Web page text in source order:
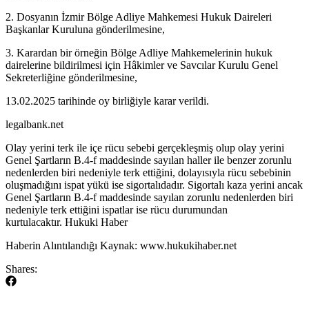
2. Dosyanın İzmir Bölge Adliye Mahkemesi Hukuk Daireleri
Başkanlar Kuruluna gönderilmesine,
3. Karardan bir örneğin Bölge Adliye Mahkemelerinin hukuk
dairelerine bildirilmesi için Hâkimler ve Savcılar Kurulu Genel
Sekreterliğine gönderilmesine,
13.02.2025 tarihinde oy birliğiyle karar verildi.
legalbank.net
​Olay yerini terk ile içe rücu sebebi gerçekleşmiş olup olay yerini
Genel Şartların B.4-f maddesinde sayılan haller ile benzer zorunlu
nedenlerden biri nedeniyle terk ettiğini, dolayısıyla rücu sebebinin
oluşmadığını ispat yükü ise sigortalıdadır. Sigortalı kaza yerini ancak
Genel Şartların B.4-f maddesinde sayılan zorunlu nedenlerden biri
nedeniyle terk ettiğini ispatlar ise rücu durumundan
kurtulacaktır. Hukuki Haber
Haberin Alıntılandığı Kaynak: www.hukukihaber.net
Shares: